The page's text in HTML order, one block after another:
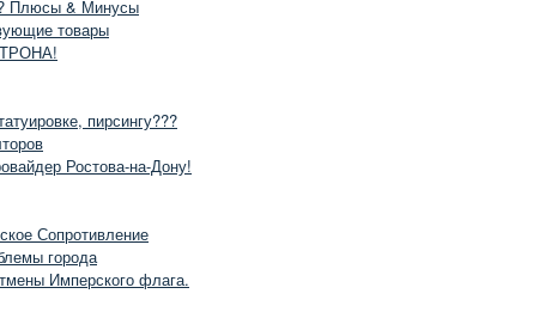
Плюсы & Минусы
товары
пирсингу???
Ростова-на-Дону!
Сопротивление
города
Имперского флага.